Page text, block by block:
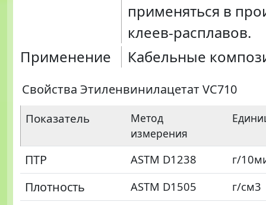
применяться в
клеев-расплавов.
Применение
Кабельные
Свойства Этиленвинилацетат VC710
Показатель
Метод
измерения
ПТР ASTM D1238 г/
Плотность ASTM D1505 г/см3